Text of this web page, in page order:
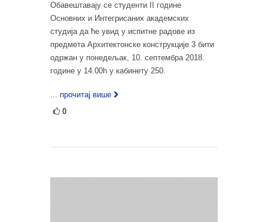
Обавештавају се студенти II године
Основних и Интегрисаних академских
студија да ће увид у испитне радове из
предмета Архитектонске конструкције 3 бити
одржан у понедељак, 10. септембра 2018.
године у 14.00h у кабинету 250.
... прочитај више
0